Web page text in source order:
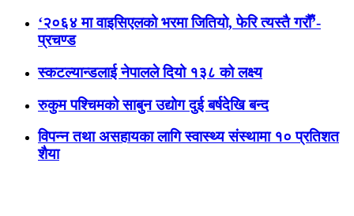
‘२०६४ मा वाइसिएलको भरमा जितियो, फेरि त्यस्तै गरौँ’-
प्रचण्ड
स्कटल्यान्डलाई नेपालले दियो १३८ को लक्ष्य
रुकुम पश्चिमको साबुन उद्योग दुई बर्षदेखि बन्द
विपन्न तथा असहायका लागि स्वास्थ्य संस्थामा १० प्रतिशत
शैया